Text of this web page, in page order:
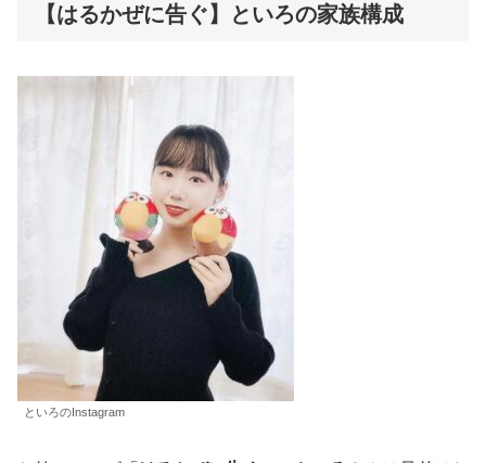
【はるかぜに告ぐ】といろの家族構成
といろのInstagram